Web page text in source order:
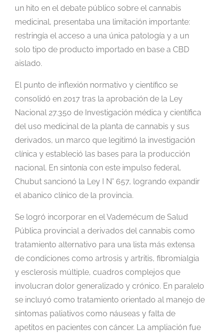
un hito en el debate público sobre el cannabis
medicinal, presentaba una limitación importante:
restringía el acceso a una única patología y a un
solo tipo de producto importado en base a CBD
aislado.
El punto de inflexión normativo y científico se
consolidó en 2017 tras la aprobación de la Ley
Nacional 27.350 de Investigación médica y científica
del uso medicinal de la planta de cannabis y sus
derivados, un marco que legitimó la investigación
clínica y estableció las bases para la producción
nacional. En sintonía con este impulso federal,
Chubut sancionó la Ley I N° 657, logrando expandir
el abanico clínico de la provincia.
Se logró incorporar en el Vademécum de Salud
Pública provincial a derivados del cannabis como
tratamiento alternativo para una lista más extensa
de condiciones como artrosis y artritis, fibromialgia
y esclerosis múltiple, cuadros complejos que
involucran dolor generalizado y crónico. En paralelo
se incluyó como tratamiento orientado al manejo de
síntomas paliativos como náuseas y falta de
apetitos en pacientes con cáncer. La ampliación fue